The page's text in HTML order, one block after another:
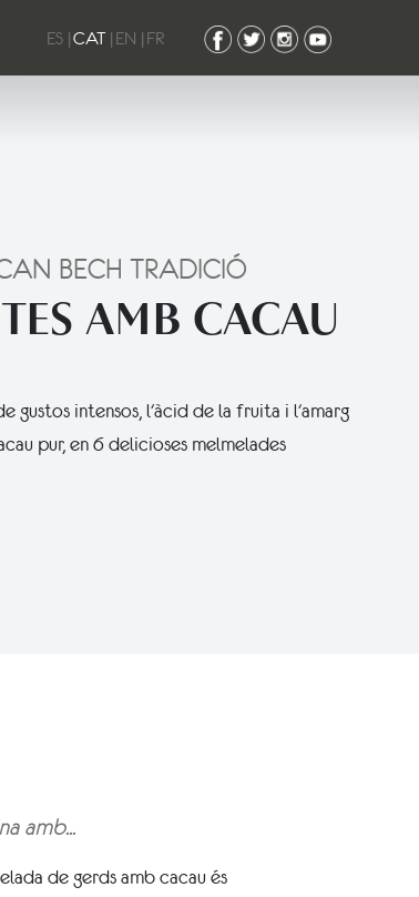
ES|CAT| EN | FR
BECH TRADICIÓ
AMB CACAU
gustos intensos, l'àcid de la fruita i l'amarg
pur, en 6 delicioses melmelades
amb...
de gerds amb cacau és